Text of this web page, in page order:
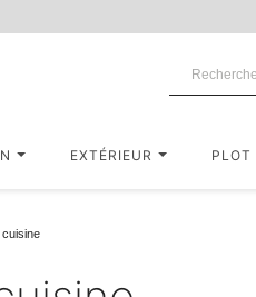
EXTÉRIEUR PLOT